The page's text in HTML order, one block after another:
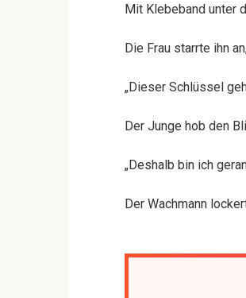
Mit Klebeband unter
Die Frau starrte ihn
„Dieser Schlüssel
Der Junge hob den
„Deshalb bin ich
Der Wachmann